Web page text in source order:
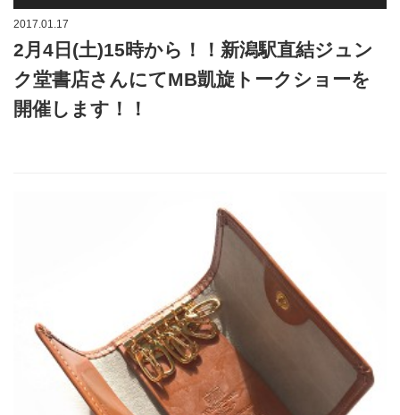
2017.01.17
2月4日(土)15時から！！新潟駅直結ジュン
ク堂書店さんにてMB凱旋トークショーを
開催します！！